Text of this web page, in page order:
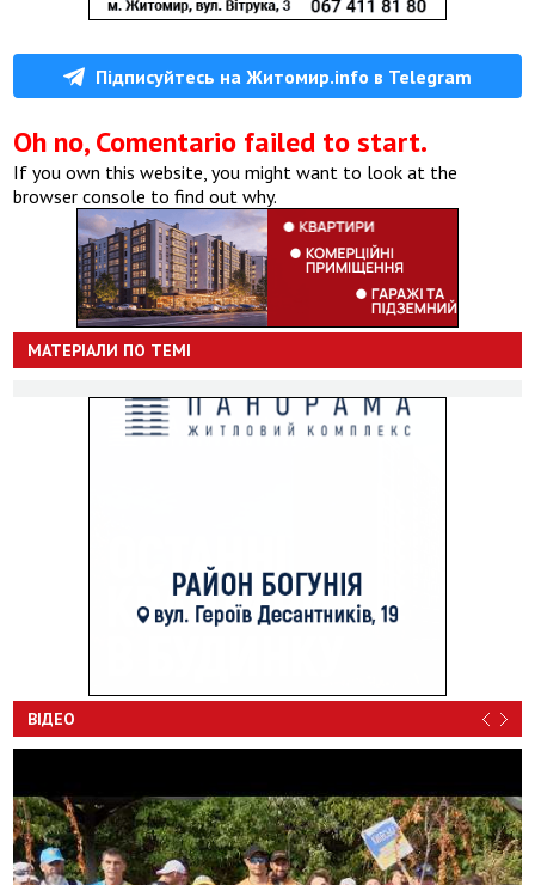
Підписуйтесь на Житомир.info в Telegram
Oh no, Comentario failed to start.
If you own this website, you might want to look at the
browser console to find out why.
МАТЕРІАЛИ ПО ТЕМІ
ВІДЕО